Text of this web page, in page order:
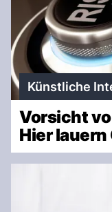
Künstliche
Vorsicht
Hier lauern